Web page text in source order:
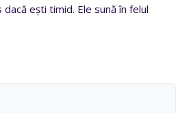
ești timid. Ele sună în felul